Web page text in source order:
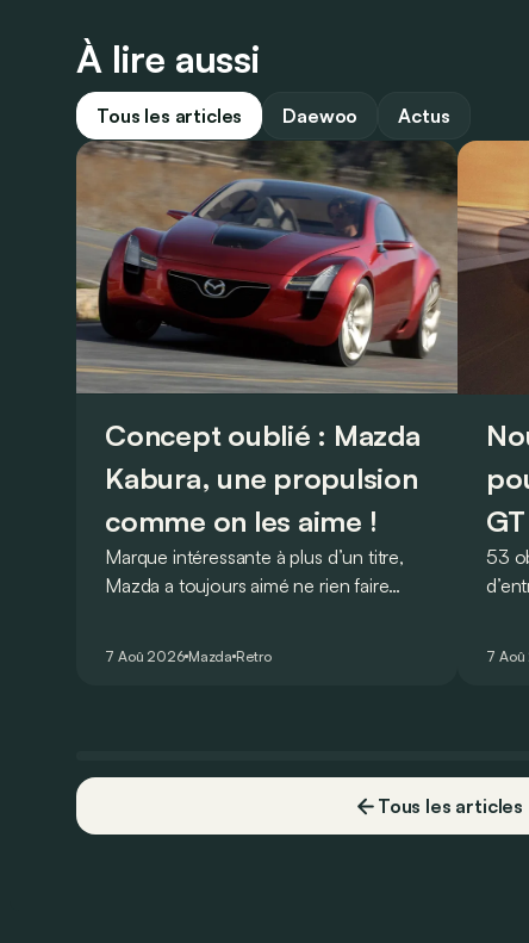
À lire aussi
Tous les articles Daewoo Actus
Concept oublié : Mazda
Kabura, une propulsion
comme on les aime !
Marque intéressante à plus d’un titre,
Mazda a toujours aimé ne rien faire
7 Aoû 2026 Mazda Retro
53
7
Tous les articles